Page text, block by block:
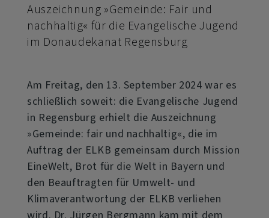
Auszeichnung »Gemeinde: Fair und
nachhaltig« für die Evangelische Jugend
im Donaudekanat Regensburg
Am Freitag, den 13. September 2024 war es
schließlich soweit: die Evangelische Jugend
in Regensburg erhielt die Auszeichnung
»Gemeinde: fair und nachhaltig«, die im
Auftrag der ELKB gemeinsam durch Mission
EineWelt, Brot für die Welt in Bayern und
den Beauftragten für Umwelt- und
Klimaverantwortung der ELKB verliehen
wird. Dr. Jürgen Bergmann kam mit dem